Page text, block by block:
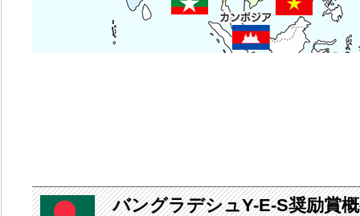
バングラデシュY-E-S奨励賞